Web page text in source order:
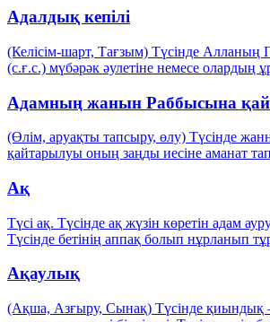
Адалдық кепілі
(Келісім-шарт, Тағзым) Түсінде
(с.ғ.с.) мүбәрәк әулетіне немесе олардың
Адамның жанын Раббысына
(Өлім, аруақты тапсыру, өлу) Түсінде
қайтарылуы оның заңды иесіне аманат
Ақ
Түсі ақ. Түсінде ақ жүзін көретін адам
Түсінде бетінің аппақ болып нұрланып
Ақаулық
(Ақша, Азғыру, Сынақ) Түсінде қиындық